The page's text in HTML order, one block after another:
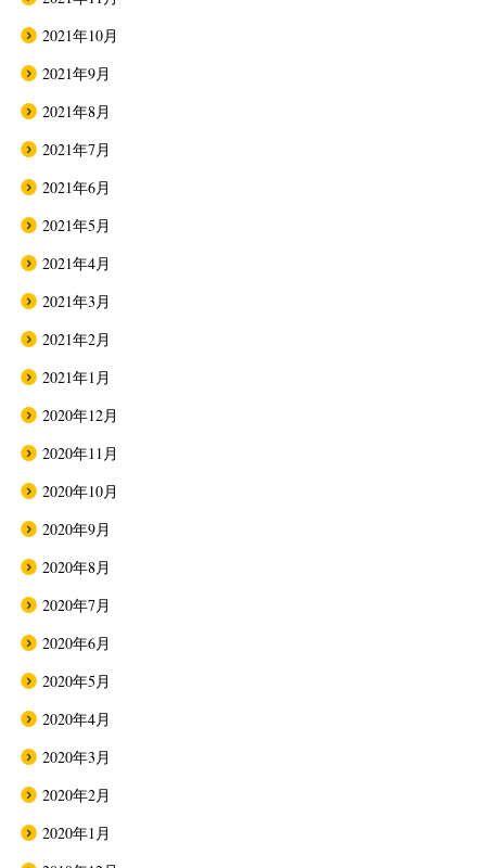
2021年10月
2021年9月
2021年8月
2021年7月
2021年6月
2021年5月
2021年4月
2021年3月
2021年2月
2021年1月
2020年12月
2020年11月
2020年10月
2020年9月
2020年8月
2020年7月
2020年6月
2020年5月
2020年4月
2020年3月
2020年2月
2020年1月